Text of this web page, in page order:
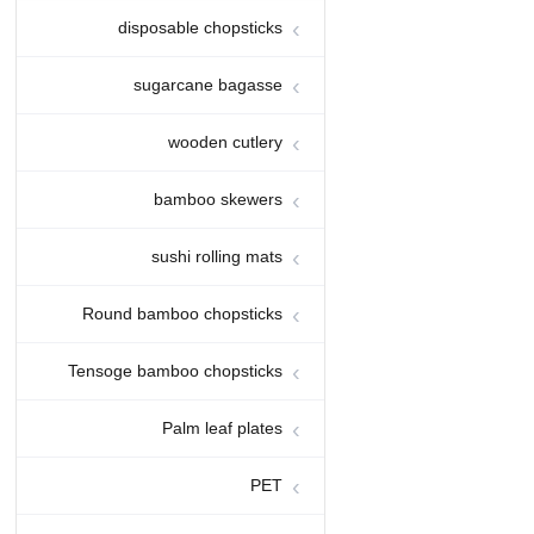
ظرف غذای آماده باگاس نیشکر
03:00
نمایشگاه کارخانه و دفتر 2022
disposable chopsticks
sugarcane bagasse
wooden cutlery
bamboo skewers
sushi rolling mats
Round bamboo chopsticks
Tensoge bamboo chopsticks
Palm leaf plates
PET